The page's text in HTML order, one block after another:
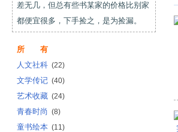
差无几，但总有些书某家的价格比别家
都便宜很多，下手捡之，是为捡漏。
所 有
人文社科 (22)
文学传记 (40)
艺术收藏 (24)
青春时尚 (8)
童书绘本 (11)